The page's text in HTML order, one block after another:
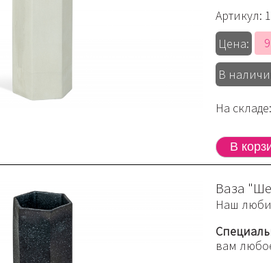
Артикул:
Цена:
В
На
Ваза
Наш
вам